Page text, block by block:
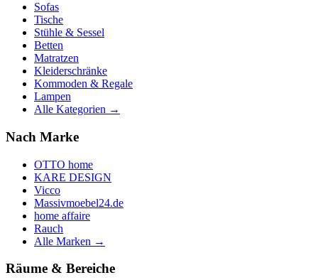
Sofas
Tische
Stühle & Sessel
Betten
Matratzen
Kleiderschränke
Kommoden & Regale
Lampen
Alle Kategorien →
Nach Marke
OTTO home
KARE DESIGN
Vicco
Massivmoebel24.de
home affaire
Rauch
Alle Marken →
Räume & Bereiche